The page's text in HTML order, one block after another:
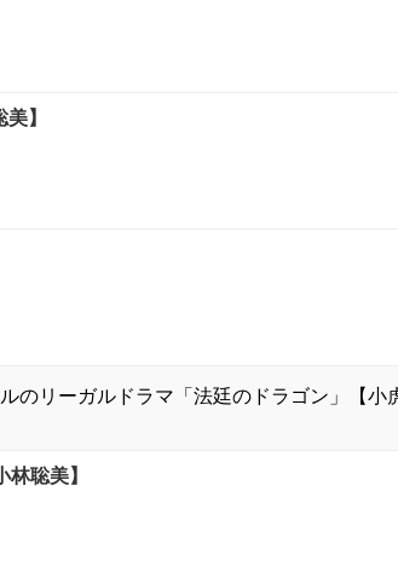
】
のリーガルドラマ「法廷のドラゴン」【小
聡美】